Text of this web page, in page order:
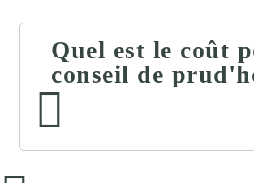
Quel est le coût
conseil de